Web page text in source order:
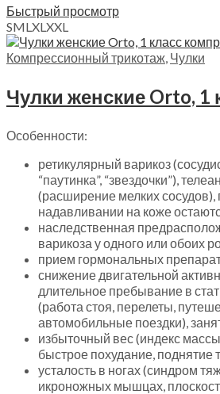
4090₽
4220₽
Быстрый просмотр
SML XL XXL
Компрессионный трикотаж Чулки
Особенности:
ретикулярный варикоз
“паутинка”, “звездочки”),
(расширение мелких сосудов),
надавливании на коже
наследственная
варикоза у одного или обоих
прием гормональных
снижение двигательной
длительное пребывание в
(работа стоя, перелеты,
автомобильные поездки),
избыточный вес (индекс
быстрое похудание, поднятие
усталость в ногах (синдром
икроножных мышцах,